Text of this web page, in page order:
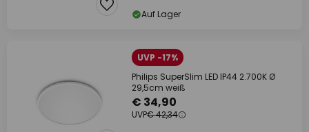
Auf Lager
UVP -17%
Philips SuperSlim LED IP44 2.700K Ø
29,5cm weiß
€ 34,90
UVP€ 42,34